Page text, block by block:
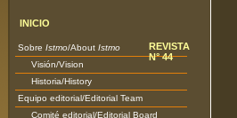
INICIO
Sobre Istmo/About Istmo
Visión/Vision
Historia/History
Equipo editorial/Editorial Team
Comité editorial/Editorial Board
REVISTA
N° 44